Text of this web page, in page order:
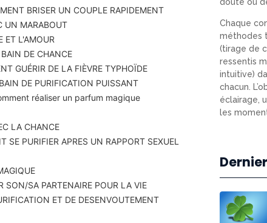
BRISER UN COUPLE RAPIDEMENT
UN MARABOUT
ET L'AMOUR
DE CHANCE
GUÉRIR DE LA FIÈVRE TYPHOÏDE
DE PURIFICATION PUISSANT
réaliser un parfum magique
LA CHANCE
SE PURIFIER APRES UN RAPPORT SEXUEL
SON/SA PARTENAIRE POUR LA VIE
ET DE DESENVOUTEMENT
Chaque
méthodes
(tirage de
ressentis
intuitive)
chacun.
éclairage,
les